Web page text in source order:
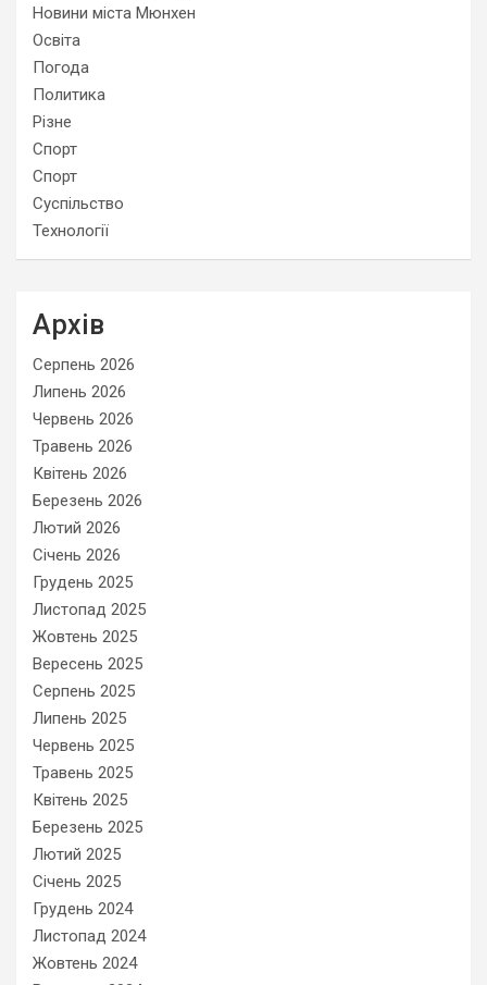
Новини міста Мюнхен
Освіта
Погода
Политика
Різне
Спорт
Спорт
Суспільство
Технології
Архів
Серпень 2026
Липень 2026
Червень 2026
Травень 2026
Квітень 2026
Березень 2026
Лютий 2026
Січень 2026
Грудень 2025
Листопад 2025
Жовтень 2025
Вересень 2025
Серпень 2025
Липень 2025
Червень 2025
Травень 2025
Квітень 2025
Березень 2025
Лютий 2025
Січень 2025
Грудень 2024
Листопад 2024
Жовтень 2024